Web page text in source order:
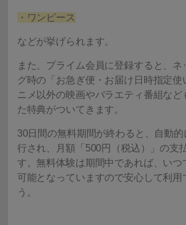
・ワンピース
などが挙げられます。
また、プライム会員に登録すると、ネ
グ時の「お急ぎ便・お届け日時指定使
ニメ以外の映画やバラエティ番組など
た特典がついてきます。
30日間の無料期間が終わると、自動
行され、月額「500円（税込）」の支
す。無料体験は期間中であれば、いつ
可能となっていますので安心して利用
う。